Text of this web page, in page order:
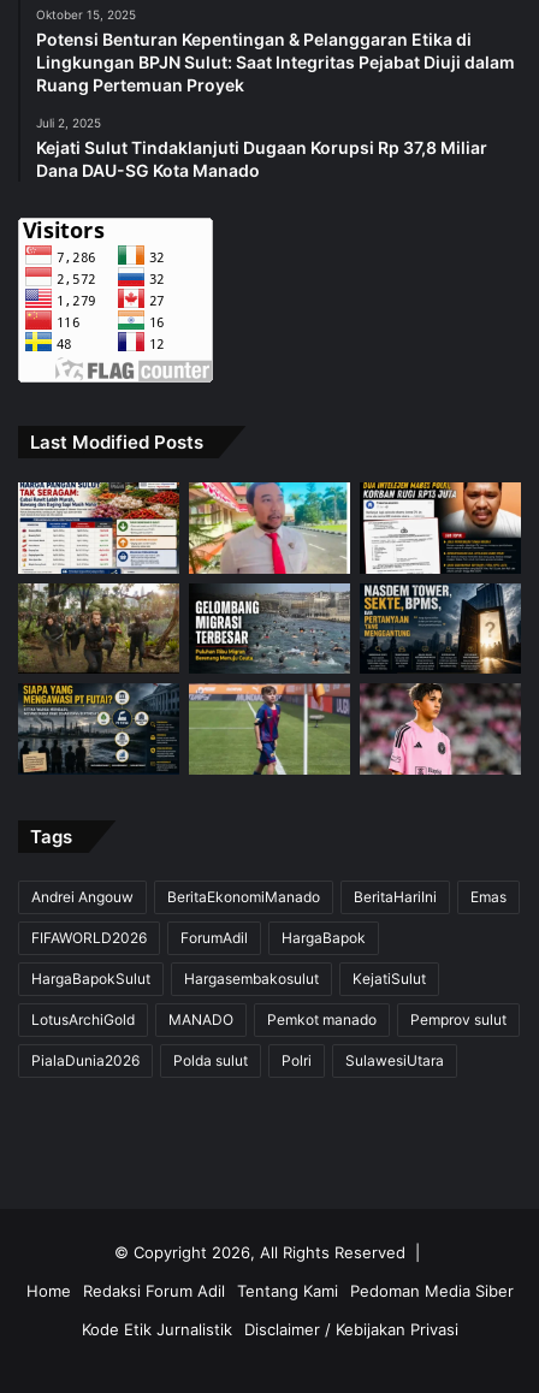
Oktober 15, 2025
Potensi Benturan Kepentingan & Pelanggaran Etika di
Lingkungan BPJN Sulut: Saat Integritas Pejabat Diuji dalam
Ruang Pertemuan Proyek
Juli 2, 2025
Kejati Sulut Tindaklanjuti Dugaan Korupsi Rp 37,8 Miliar
Dana DAU-SG Kota Manado
Last Modified Posts
Tags
Andrei Angouw BeritaEkonomiManado BeritaHariIni Emas
FIFAWORLD2026 ForumAdil HargaBapok
HargaBapokSulut Hargasembakosulut KejatiSulut
LotusArchiGold MANADO Pemkot manado Pemprov sulut
PialaDunia2026 Polda sulut Polri SulawesiUtara
© Copyright 2026, All Rights Reserved |
Home
Redaksi Forum Adil Tentang Kami
Pedoman Media Siber
Kode Etik Jurnalistik
Disclaimer / Kebijakan Privasi